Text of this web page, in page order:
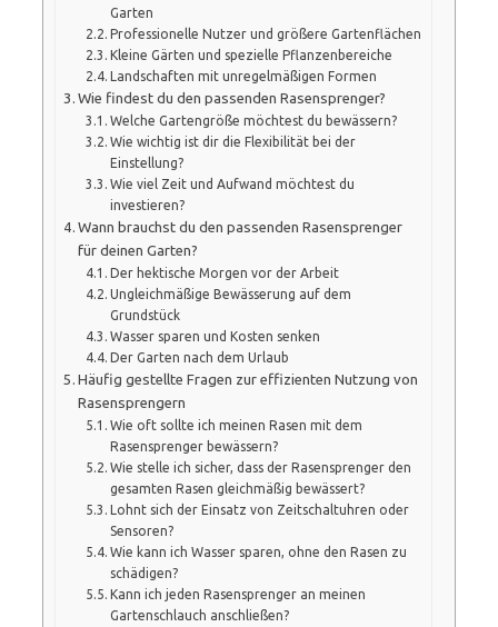
Garten
Professionelle Nutzer und größere Gartenflächen
Kleine Gärten und spezielle Pflanzenbereiche
Landschaften mit unregelmäßigen Formen
Wie findest du den passenden Rasensprenger?
Welche Gartengröße möchtest du bewässern?
Wie wichtig ist dir die Flexibilität bei der
Einstellung?
Wie viel Zeit und Aufwand möchtest du
investieren?
Wann brauchst du den passenden Rasensprenger
für deinen Garten?
Der hektische Morgen vor der Arbeit
Ungleichmäßige Bewässerung auf dem
Grundstück
Wasser sparen und Kosten senken
Der Garten nach dem Urlaub
Häufig gestellte Fragen zur effizienten Nutzung von
Rasensprengern
Wie oft sollte ich meinen Rasen mit dem
Rasensprenger bewässern?
Wie stelle ich sicher, dass der Rasensprenger den
gesamten Rasen gleichmäßig bewässert?
Lohnt sich der Einsatz von Zeitschaltuhren oder
Sensoren?
Wie kann ich Wasser sparen, ohne den Rasen zu
schädigen?
Kann ich jeden Rasensprenger an meinen
Gartenschlauch anschließen?